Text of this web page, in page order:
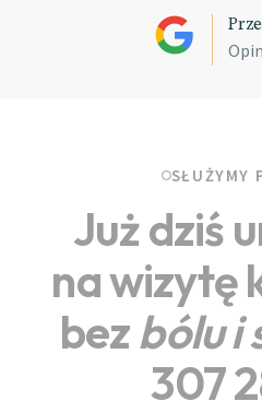
SŁUŻYMY
Już dziś
na wizytę
bezbólui
307